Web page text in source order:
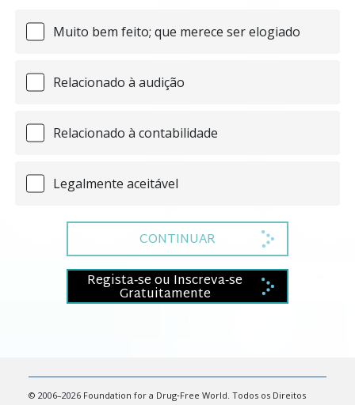
Muito bem feito; que merece ser elogiado
Relacionado à audição
Relacionado à contabilidade
Legalmente aceitável
CONTINUAR
Regista‑se ou Inscreva‑se
Gratuitamente
© 2006–2026 Foundation for a Drug‑Free World. Todos os Direitos